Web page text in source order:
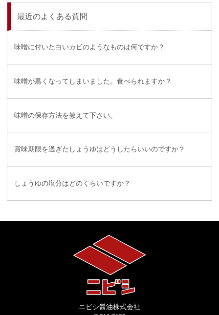
最近のよくある質問
味噌に付いた白いカビのようなものは何ですか？
味噌が黒くなってしまいました。食べられますか？
味噌の保存方法を教えて下さい。
賞味期限を過ぎたしょうゆはどうしたらいいのですか？
しょうゆの塩分はどのくらいですか？
ニビシ醤油株式会社